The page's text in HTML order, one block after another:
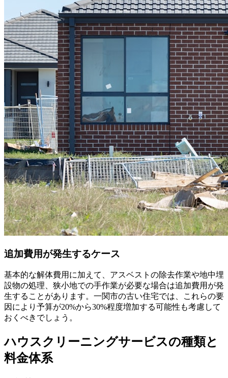
追加費用が発生するケース
基本的な解体費用に加えて、アスベストの除去作業や地中埋
設物の処理、狭小地での手作業が必要な場合は追加費用が発
生することがあります。一関市の古い住宅では、これらの要
因により予算が20%から30%程度増加する可能性も考慮して
おくべきでしょう。
ハウスクリーニングサービスの種類と
料金体系